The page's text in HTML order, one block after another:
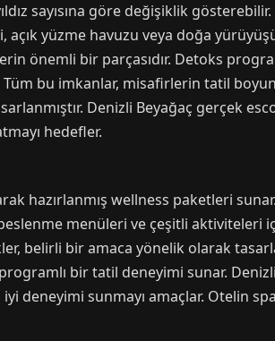
sayısına göre değişiklik
yüzme havuzu veya doğa
önemli bir parçasıdır. Detoks
bu imkanlar, misafirlerin tatil
Denizli Beyağaç gerçek
hedefler.
hazırlanmış wellness paketleri
menüleri ve çeşitli aktiviteleri
belirli bir amaca yönelik olarak
bir tatil deneyimi sunar.
sunmayı amaçlar. Otelin spa